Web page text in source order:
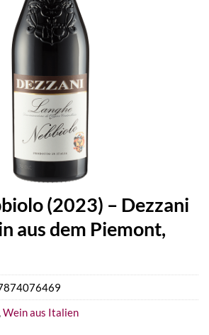
(2023) – Dezzani
aus dem Piemont,
Wein aus Italien